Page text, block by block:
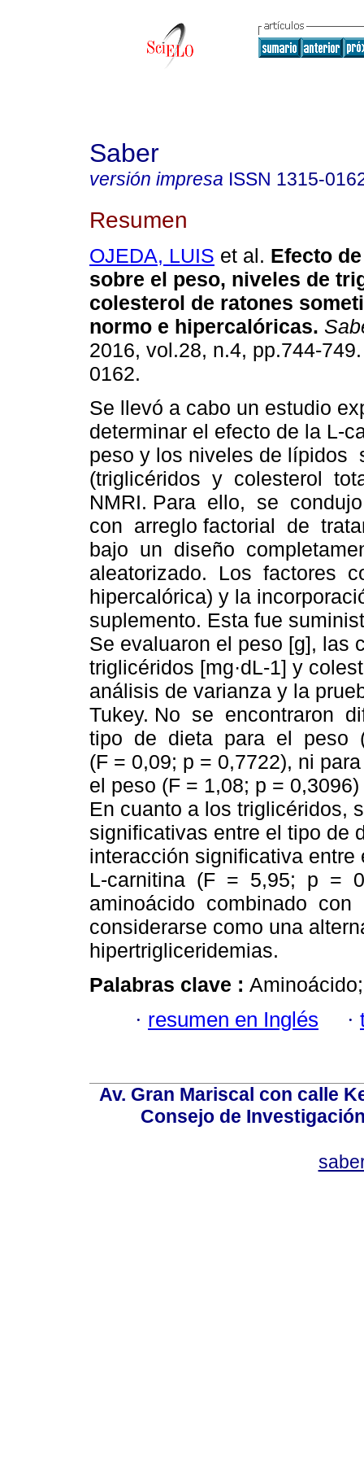
Saber
versión impresa ISSN 1315-
Resumen
OJEDA, LUIS et al. Efecto
sobre el peso, niveles de
colesterol de ratones
normo e hipercalóricas.
2016, vol.28, n.4, pp.744-
0162.
Se llevó a cabo un estudio
determinar el efecto de la L-
peso y los niveles de lípidos
(triglicéridos y colesterol
NMRI. Para ello, se
con arreglo factorial de
bajo un diseño
aleatorizado. Los factores
hipercalórica) y la
suplemento. Esta fue
Se evaluaron el peso [g], las
triglicéridos [mg·dL-1] y
análisis de varianza y la
Tukey. No se encontraron
tipo de dieta para el peso
(F = 0,09; p = 0,7722), ni
el peso (F = 1,08; p =
En cuanto a los triglicéridos,
significativas entre el tipo de
interacción significativa
L-carnitina (F = 5,95; p =
aminoácido combinado
considerarse como una
hipertrigliceridemias.
Palabras clave :
· resumen en Inglés ·
Av. Gran Mariscal con calle
Consejo de